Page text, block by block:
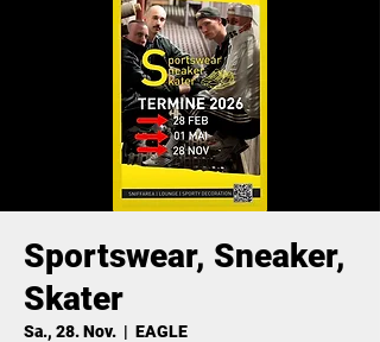
Sportswear, Sneaker,
Skater
Sa., 28. Nov.
  |
EAGLE